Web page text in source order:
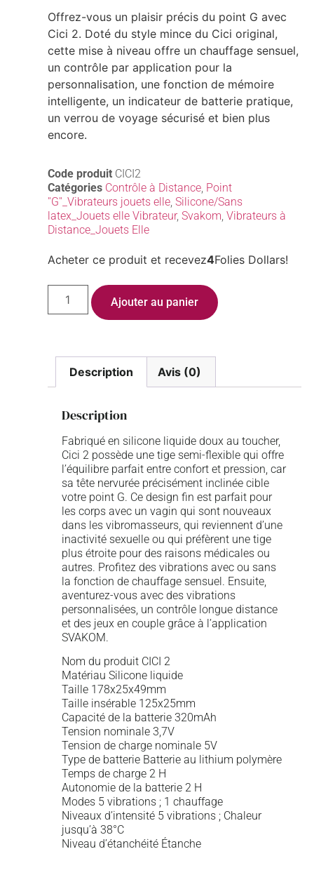
Offrez-vous un plaisir précis du point G avec
Cici 2. Doté du style mince du Cici original,
cette mise à niveau offre un chauffage sensuel,
un contrôle par application pour la
personnalisation, une fonction de mémoire
intelligente, un indicateur de batterie pratique,
un verrou de voyage sécurisé et bien plus
encore.
Code produit CICI2
Catégories Contrôle à Distance, Point
''G''_Vibrateurs jouets elle, Silicone/Sans
latex_Jouets elle Vibrateur, Svakom, Vibrateurs à
Distance_Jouets Elle
Acheter ce produit et recevez4Folies Dollars!
Ajouter au panier
Description Avis (0)
Description
Fabriqué en silicone liquide doux au toucher,
Cici 2 possède une tige semi-flexible qui offre
l’équilibre parfait entre confort et pression, car
sa tête nervurée précisément inclinée cible
votre point G. Ce design fin est parfait pour
les corps avec un vagin qui sont nouveaux
dans les vibromasseurs, qui reviennent d’une
inactivité sexuelle ou qui préfèrent une tige
plus étroite pour des raisons médicales ou
autres. Profitez des vibrations avec ou sans
la fonction de chauffage sensuel. Ensuite,
aventurez-vous avec des vibrations
personnalisées, un contrôle longue distance
et des jeux en couple grâce à l’application
SVAKOM.
Nom du produit CICI 2
Matériau Silicone liquide
Taille 178x25x49mm
Taille insérable 125x25mm
Capacité de la batterie 320mAh
Tension nominale 3,7V
Tension de charge nominale 5V
Type de batterie Batterie au lithium polymère
Temps de charge 2 H
Autonomie de la batterie 2 H
Modes 5 vibrations ; 1 chauffage
Niveaux d’intensité 5 vibrations ; Chaleur
jusqu’à 38°C
Niveau d’étanchéité Étanche